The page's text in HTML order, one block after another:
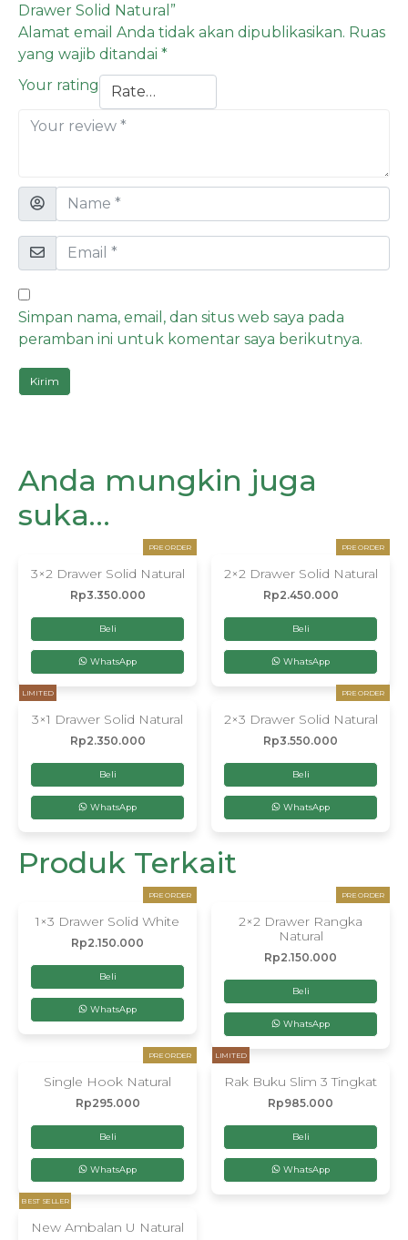
Drawer Solid Natural”
Alamat email Anda tidak akan dipublikasikan. Ruas
yang wajib ditandai *
Your rating
Simpan nama, email, dan situs web saya pada
peramban ini untuk komentar saya berikutnya.
Anda mungkin juga
suka…
PRE ORDER
3×2 Drawer Solid Natural
Rp3.350.000
Beli
WhatsApp
PRE ORDER
2×2 Drawer Solid Natural
Rp2.450.000
Beli
WhatsApp
LIMITED
3×1 Drawer Solid Natural
Rp2.350.000
Beli
WhatsApp
PRE ORDER
2×3 Drawer Solid Natural
Rp3.550.000
Beli
WhatsApp
Produk Terkait
PRE ORDER
1×3 Drawer Solid White
Rp2.150.000
Beli
WhatsApp
PRE ORDER
2×2 Drawer Rangka
Natural
Rp2.150.000
Beli
WhatsApp
PRE ORDER
Single Hook Natural
Rp295.000
Beli
WhatsApp
LIMITED
Rak Buku Slim 3 Tingkat
Rp985.000
Beli
WhatsApp
BEST SELLER
New Ambalan U Natural